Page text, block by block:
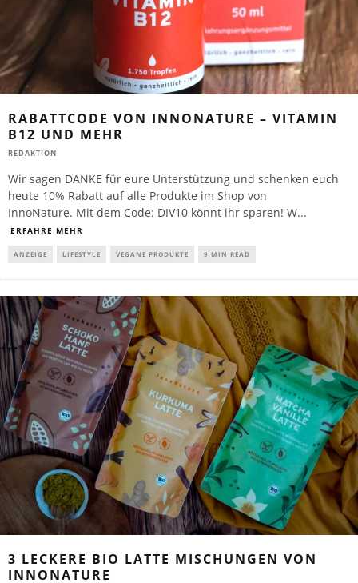
RABATTCODE VON INNONATURE – VITAMIN
B12 UND MEHR
REDAKTION
Wir sagen DANKE für eure Unterstützung und schenken euch
heute 10% Rabatt auf alle Produkte im Shop von
InnoNature. Mit dem Code: DIV10 könnt ihr sparen! W...
ERFAHRE MEHR
ANZEIGE LIFESTYLE VEGANE PRODUKTE 9 MIN READ
3 LECKERE BIO LATTE MISCHUNGEN VON
INNONATURE